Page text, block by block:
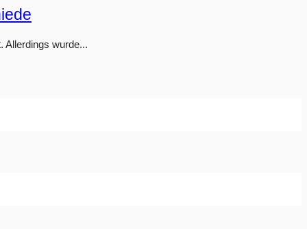
Allerdings wurde...